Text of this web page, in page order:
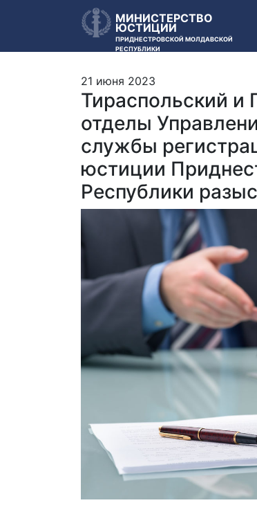
МИНИСТЕРСТВО
ЮСТИЦИИ
ПРИДНЕСТРОВСКОЙ МОЛДАВСКОЙ
РЕСПУБЛИКИ
21 июня 2023
Тираспольский и
отделы
службы
юстиции
Республики